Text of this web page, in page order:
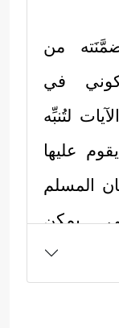
من
في
لتُنبِّه
عليها
المسلم
يمكن
الذي هو